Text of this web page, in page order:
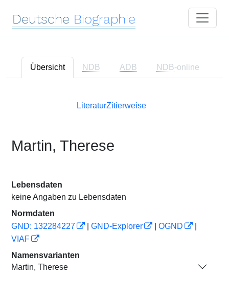
Deutsche Biographie
Übersicht NDB ADB NDB-online
LiteraturZitierweise
Martin, Therese
Lebensdaten
keine Angaben zu Lebensdaten
Normdaten
GND: 132284227
GND-Explorer OGND
VIAF
Namensvarianten
Martin, Therese